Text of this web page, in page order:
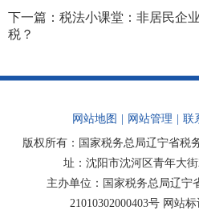
下一篇： 税法小课堂：非居民企
税？
网站地图 | 网站管理 | 联
版权所有：国家税务总局辽宁省税
址：沈阳市沈河区青年大街
主办单位：国家税务总局辽宁
21010302000403号 网站标